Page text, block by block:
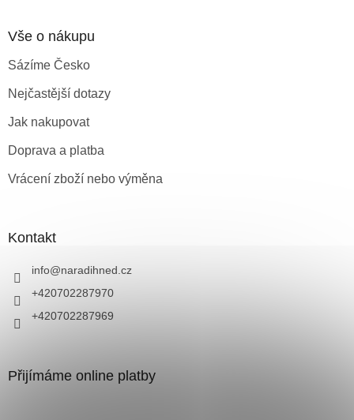
Vše o nákupu
Sázíme Česko
Nejčastější dotazy
Jak nakupovat
Doprava a platba
Vrácení zboží nebo výměna
Kontakt
info@naradihned.cz
+420702287970
+420702287969
Přijímáme online platby